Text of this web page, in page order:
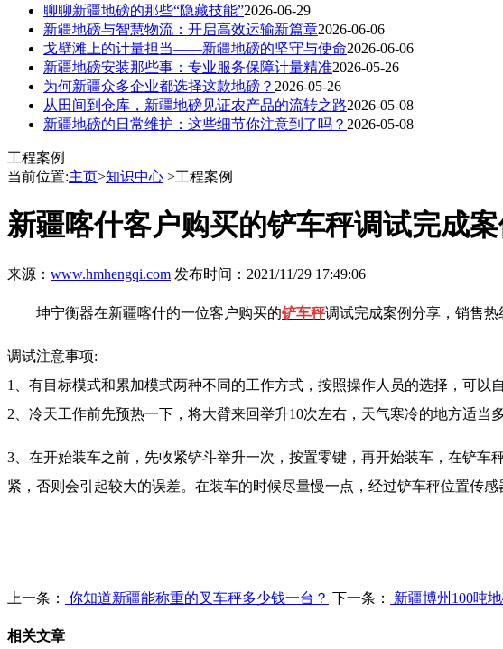
聊聊新疆地磅的那些“隐藏技能”2026-06-29
新疆地磅与智慧物流：开启高效运输新篇章2026-06-06
戈壁滩上的计量担当——新疆地磅的坚守与使命2026-06-06
新疆地磅安装那些事：专业服务保障计量精准2026-05-26
为何新疆众多企业都选择这款地磅？ 2026-05-26
从田间到仓库，新疆地磅见证农产品的流转之路2026-05-08
新疆地磅的日常维护：这些细节你注意到了吗？ 2026-05-08
工程案例
当前位置:主页>知识中心 >工程案例
新疆喀什客户购买的铲车秤调试完成
来源： www.hmhengqi.com 发布时间：2021/11/29 17:49:06
坤宁衡器在新疆喀什的一位客户购买的铲车秤调试完成案例分享，销售热
调试注意事项:
1、有目标模式和累加模式两种不同的工作方式，按照操作人员的选择，可以
2、冷天工作前先预热一下，将大臂来回举升10次左右，天气寒冷的地方适
3、在开始装车之前，先收紧铲斗举升一次，按置零键，再开始装车，在铲
紧，否则会引起较大的误差。在装车的时候尽量慢一点，经过铲车秤位置传
上一条： 你知道新疆能称重的叉车秤多少钱一台？ 下一条： 新疆博州100吨
相关文章